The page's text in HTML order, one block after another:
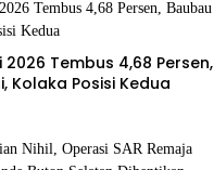
Tembus 4,68 Persen,
Kolaka Posisi Kedua